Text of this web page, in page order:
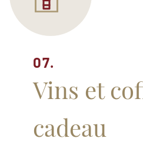
07.
Vins et
cadeau